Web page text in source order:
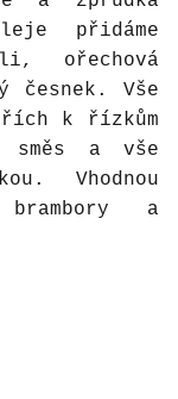
přidáme
ořechová
česnek. Vše
k řízkům
směs a vše
Vhodnou
a